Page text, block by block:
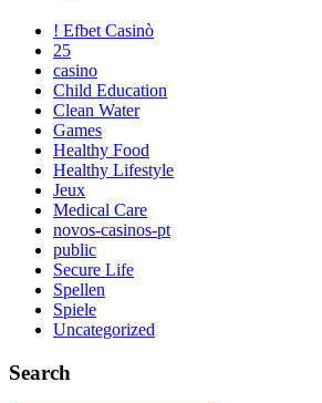
! Efbet Casinò
25
casino
Child Education
Clean Water
Games
Healthy Food
Healthy Lifestyle
Jeux
Medical Care
novos-casinos-pt
public
Secure Life
Spellen
Spiele
Uncategorized
Search